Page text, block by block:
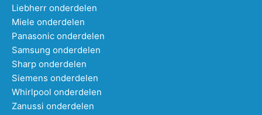
Liebherr onderdelen
Miele onderdelen
Panasonic onderdelen
Samsung onderdelen
Sharp onderdelen
Siemens onderdelen
Whirlpool onderdelen
Zanussi onderdelen